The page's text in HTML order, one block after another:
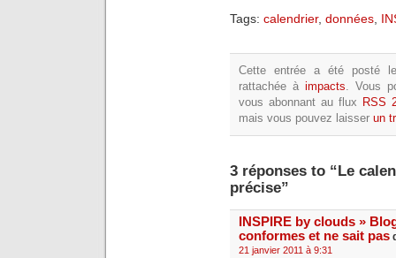
Tags: calendrier, données
Cette entrée a été posté
rattachée àimpacts . Vous
vous abonnant au flux RSS
mais vous pouvez laisser un
3 réponses to “Le
précise”
INSPIRE by clouds »
conformes et ne sait pas
21 janvier 2011 à 9:31